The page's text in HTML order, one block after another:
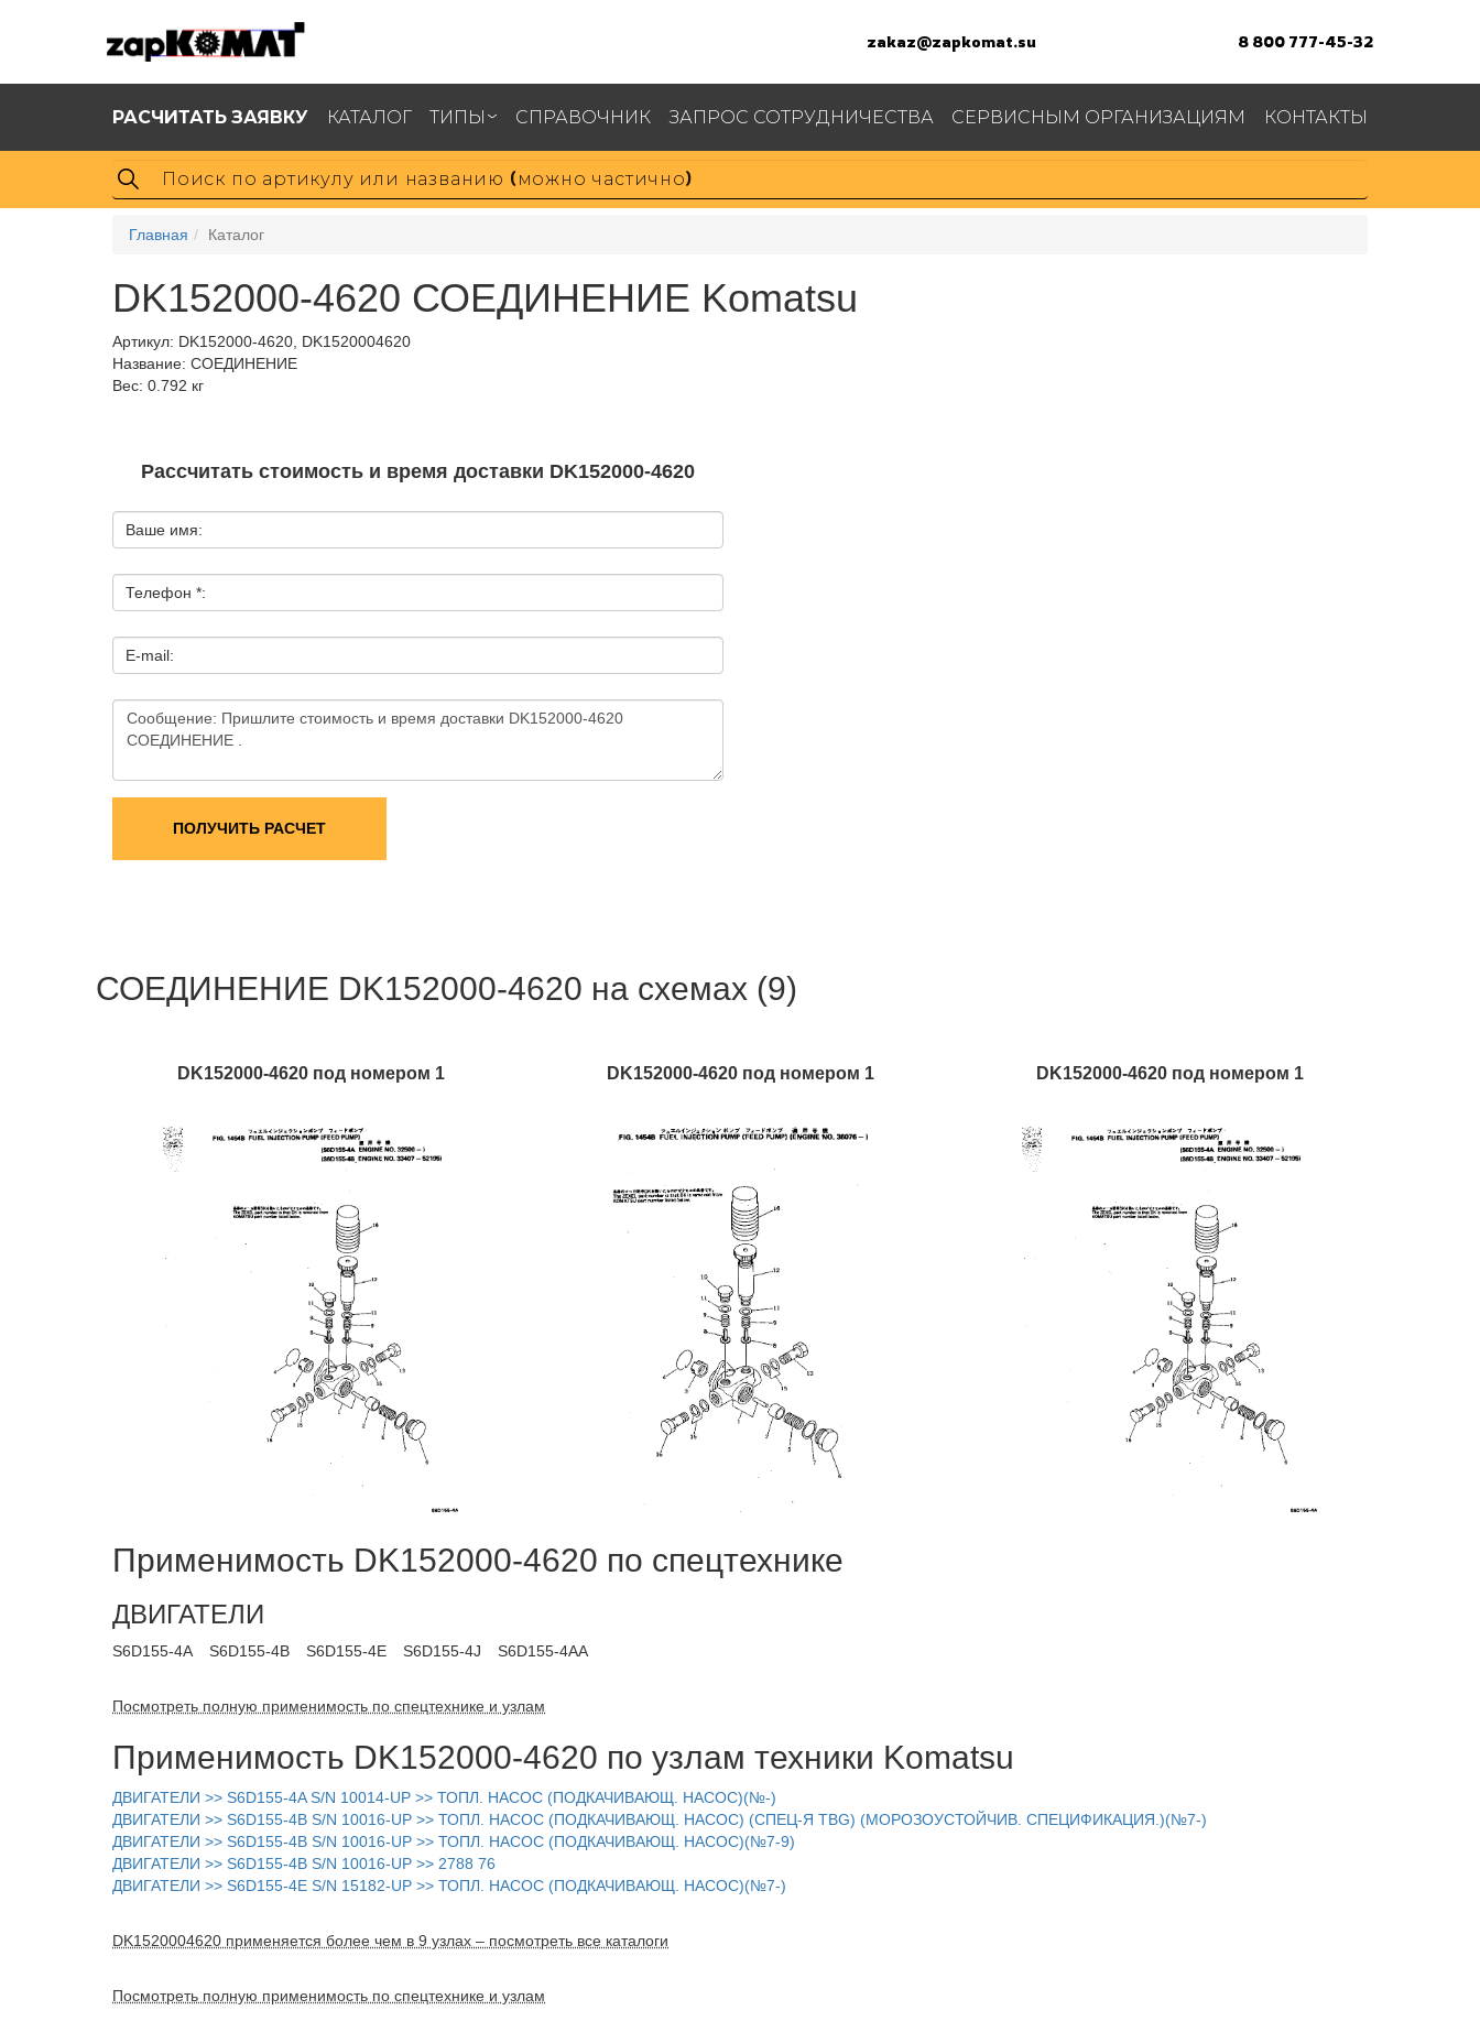
zakaz@zapkomat.su 8 800 777-45-32
РАСЧИТАТЬ ЗАЯВКУ КАТАЛОГ ТИПЫ СПРАВОЧНИК ЗАПРОС СОТРУДНИЧЕСТВА СЕРВИСНЫМ ОРГАНИЗАЦИЯМ КОНТАКТЫ
Главная Каталог
DK152000-4620 СОЕДИНЕНИЕ Komatsu
Артикул: DK152000-4620, DK1520004620
Название: СОЕДИНЕНИЕ
Вес: 0.792 кг
Рассчитать стоимость и время доставки DK152000-4620
Ваше имя:
Телефон *:
E-mail:
ПОЛУЧИТЬ РАСЧЕТ
СОЕДИНЕНИЕ DK152000-4620 на схемах (9)
DK152000-4620 под номером 1 DK152000-4620 под номером 1 DK152000-4620 под номером 1
Применимость DK152000-4620 по спецтехнике
ДВИГАТЕЛИ
S6D155-4A S6D155-4B S6D155-4E S6D155-4J S6D155-4AA
Посмотреть полную применимость по спецтехнике и узлам
Применимость DK152000-4620 по узлам техники Komatsu
ДВИГАТЕЛИ >> S6D155-4A S/N 10014-UP >> ТОПЛ. НАСОС (ПОДКАЧИВАЮЩ. НАСОС)(№-)
ДВИГАТЕЛИ >> S6D155-4B S/N 10016-UP >> ТОПЛ. НАСОС (ПОДКАЧИВАЮЩ. НАСОС) (СПЕЦ-Я TBG) (МОРОЗОУСТОЙЧИВ. СПЕЦИФИКАЦИЯ.)(№7-)
ДВИГАТЕЛИ >> S6D155-4B S/N 10016-UP >> ТОПЛ. НАСОС (ПОДКАЧИВАЮЩ. НАСОС)(№7-9)
ДВИГАТЕЛИ >> S6D155-4B S/N 10016-UP >> 2788 76
ДВИГАТЕЛИ >> S6D155-4E S/N 15182-UP >> ТОПЛ. НАСОС (ПОДКАЧИВАЮЩ. НАСОС)(№7-)
DK1520004620 применяется более чем в 9 узлах – посмотреть все каталоги
Посмотреть полную применимость по спецтехнике и узлам